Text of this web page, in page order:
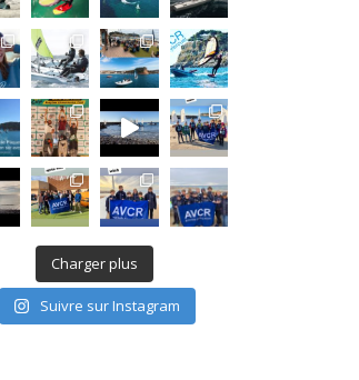
Charger plus
Suivre sur Instagram